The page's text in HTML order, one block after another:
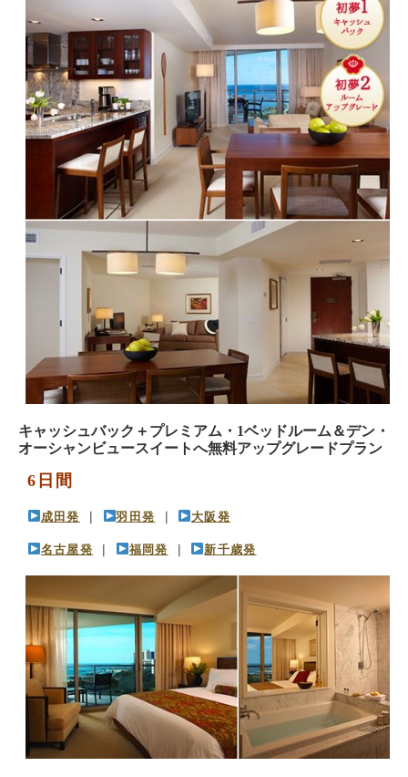
キャッシュバック＋プレミアム・1ベッドルーム＆デン・
オーシャンビュースイートへ無料アップグレードプラン
6日間
成田発 羽田発 大阪発
名古屋発 福岡発 新千歳発